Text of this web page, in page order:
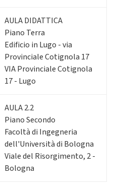
AULA DIDATTICA
Piano Terra
Edificio in Lugo - via
Provinciale Cotignola 17
VIA Provinciale Cotignola
17 - Lugo
AULA 2.2
Piano Secondo
Facoltà di Ingegneria
dell'Università di Bologna
Viale del Risorgimento, 2 -
Bologna